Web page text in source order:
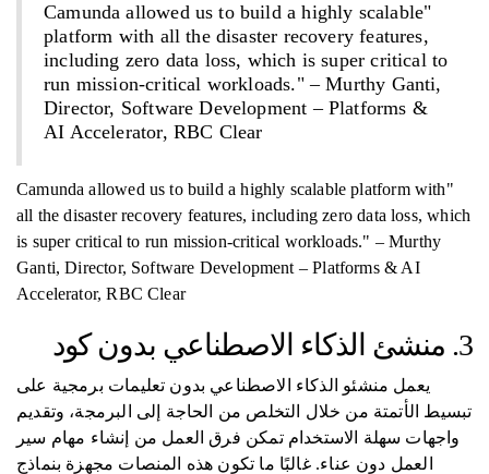
"Camunda allowed us to build a highly scalable
platform with all the disaster recovery features,
including zero data loss, which is super critical to
run mission-critical workloads." – Murthy Ganti,
Director, Software Development – Platforms &
AI Accelerator, RBC Clear
"Camunda allowed us to build a highly scalable platform with
all the disaster recovery features, including zero data loss, which
is super critical to run mission-critical workloads." – Murthy
Ganti, Director, Software Development – Platforms & AI
Accelerator, RBC Clear
3. منشئ الذكاء الاصطناعي بدون كود
يعمل منشئو الذكاء الاصطناعي بدون تعليمات برمجية على
تبسيط الأتمتة من خلال التخلص من الحاجة إلى البرمجة، وتقديم
واجهات سهلة الاستخدام تمكن فرق العمل من إنشاء مهام سير
العمل دون عناء. غالبًا ما تكون هذه المنصات مجهزة بنماذج